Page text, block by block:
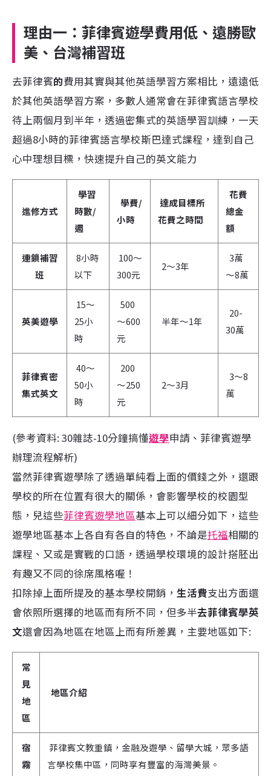
理由一：菲律賓遊學費用低 、 遠勝歐
美、台灣補習班
去菲律賓的費用其實與其他英語學習方案相比，遠遠低
於其他英語學習方案，多數人通常會在菲律賓語言學校
待上兩個月到半年，透過密集式的英語學習訓練，一天
超過8小時的菲律賓語言學校斯巴達式課程，達到自己
心中理想目標，快速提升自己的英文能力
進修方式
學習
時數/
週
學費/
小時
達成目標所
花費之時間
花費
總金
額
連鎖補習
班
8小時
以下
100～
300元
2～3年
3萬
～8萬
英美遊學
15～
25小
時
500
～600
元
半年～1年
20-
30萬
菲律賓密
集式英文
40～
50小
時
200
～250
元
2～3月
3～8
萬
(參考資料: 30雜誌-10分鐘搞懂遊學申請、菲律賓遊學
辦理流程解析)
當然菲律賓遊學除了透過單純看上面的價錢之外，還跟
學校的所在位置有很大的關係，會影響學校的校園型
態，兒這些菲律賓遊學地區基本上可以細分如下，這些
遊學地區基本上各自有各自的特色，不論是托福相關的
課程、又或是實戰的口語，透過學校環境的設計搭胚出
有趣又不同的徐席風格喔！
扣除掉上面所提及的基本學校開銷， 生活費支出方面還
會依照所選擇的地區而有所不同，但多半去菲律賓學英
文還會因為地區在地區上而有所差異，主要地區如下:
常
見
地
區
地區介紹
宿
霧
菲律賓文教重鎮，金融及遊學、留學大城，眾多語
言學校集中區，同時享有豐富的海灣美景。